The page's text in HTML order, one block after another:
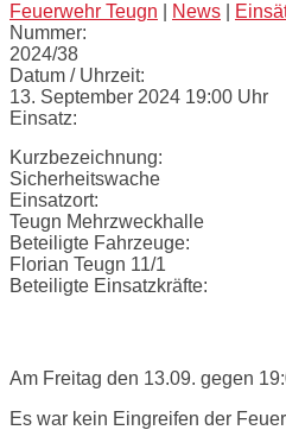
Feuerwehr Teugn News
Nummer:
2024/38
Datum / Uhrzeit:
13. September 2024 19:00 Uhr
Einsatz:
Kurzbezeichnung:
Sicherheitswache
Einsatzort:
Teugn Mehrzweckhalle
Beteiligte Fahrzeuge:
Florian Teugn 11/1
Beteiligte Einsatzkräfte:
Am Freitag den 13.09. gegen
Es war kein Eingreifen der